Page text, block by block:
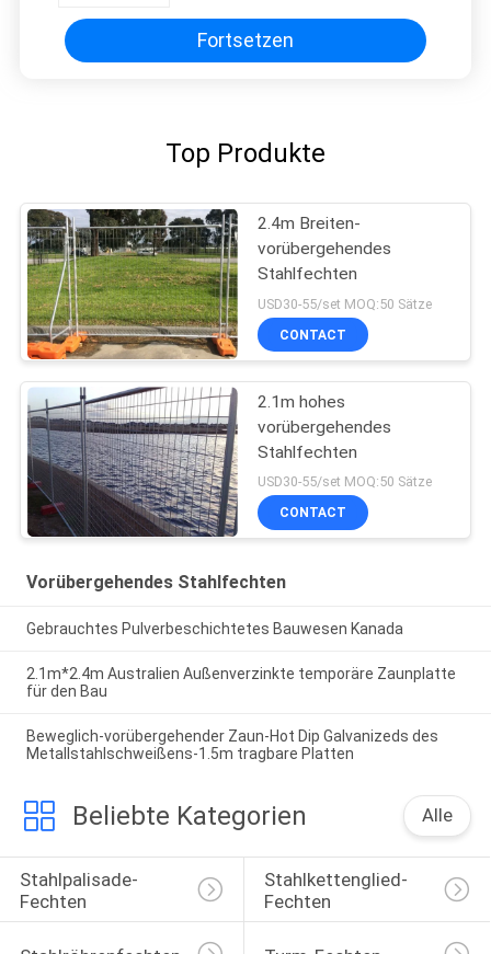
Fortsetzen
Top Produkte
2.4m Breiten-
vorübergehendes
Stahlfechten
USD30-55/set MOQ:50 Sätze
CONTACT
2.1m hohes
vorübergehendes
Stahlfechten
USD30-55/set MOQ:50 Sätze
CONTACT
Vorübergehendes Stahlfechten
Gebrauchtes Pulverbeschichtetes Bauwesen Kanada
2.1m*2.4m Australien Außenverzinkte temporäre Zaunplatte
für den Bau
Beweglich-vorübergehender Zaun-Hot Dip Galvanizeds des
Metallstahlschweißens-1.5m tragbare Platten
Beliebte Kategorien Alle
Stahlpalisade-
Fechten
Stahlkettenglied-
Fechten